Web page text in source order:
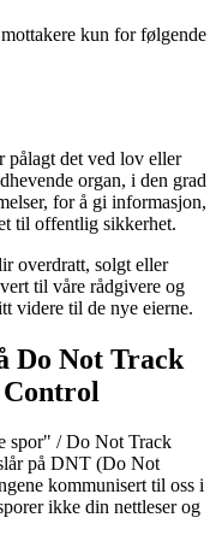
kun for følgende
pålagt det ved lov eller
organ, i den grad
for å gi informasjon,
til offentlig sikkerhet.
overdratt, solgt eller
til våre rådgivere og
videre til de nye eierne.
Do Not Track
spor" / Do Not Track
på DNT (Do Not
kommunisert til oss i
ikke din nettleser og